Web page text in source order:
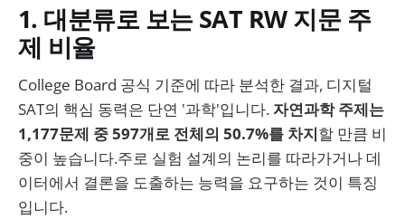
1. 대분류로 보는 SAT RW 지문 주
제 비율
College Board 공식 기준에 따라 분석한 결과, 디지털
SAT의 핵심 동력은 단연 '과학'입니다. 자연과학 주제는
1,177문제 중 597개로 전체의 50.7%를 차지할 만큼 비
중이 높습니다.주로 실험 설계의 논리를 따라가거나 데
이터에서 결론을 도출하는 능력을 요구하는 것이 특징
입니다.